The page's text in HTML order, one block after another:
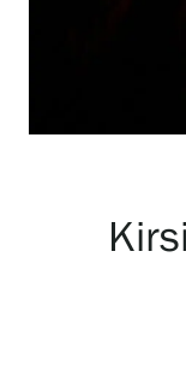
Yhteystiedot